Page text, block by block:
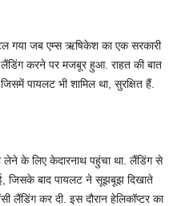
गया जब एम्स ऋषिकेश का एक सरकारी
करने पर मजबूर हुआ. राहत की बात
पायलट भी शामिल था, सुरक्षित हैं.
लेने के लिए केदारनाथ पहुंचा था. लैंडिंग से
जिसके बाद पायलट ने सूझबूझ दिखाते
लैंडिंग कर दी. इस दौरान हेलिकॉप्टर का